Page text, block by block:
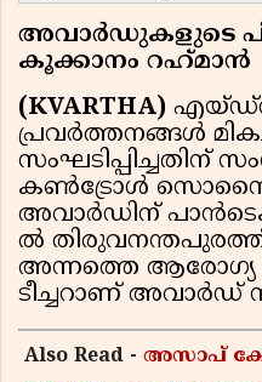
അവാർഡുകളുടെ
കൂക്കാനം റഹ്‌മാൻ
(KVARTHA)
പ്രവർത്തനങ്ങൾ
കൺട്രോൾ
അവാർഡിന്
ൽ തിരുവനന്തപുരത്ത്
അന്നത്തെ ആരോഗ്യ
ടീച്ചറാണ് അവാർഡ്
Also Read - അസാപ്